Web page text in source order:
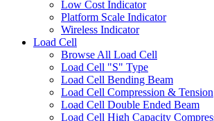
Low Cost Indicator
Platform Scale Indicator
Wireless Indicator
Load Cell
Browse All Load Cell
Load Cell "S" Type
Load Cell Bending Beam
Load Cell Compression & Tension
Load Cell Double Ended Beam
Load Cell High Capacity